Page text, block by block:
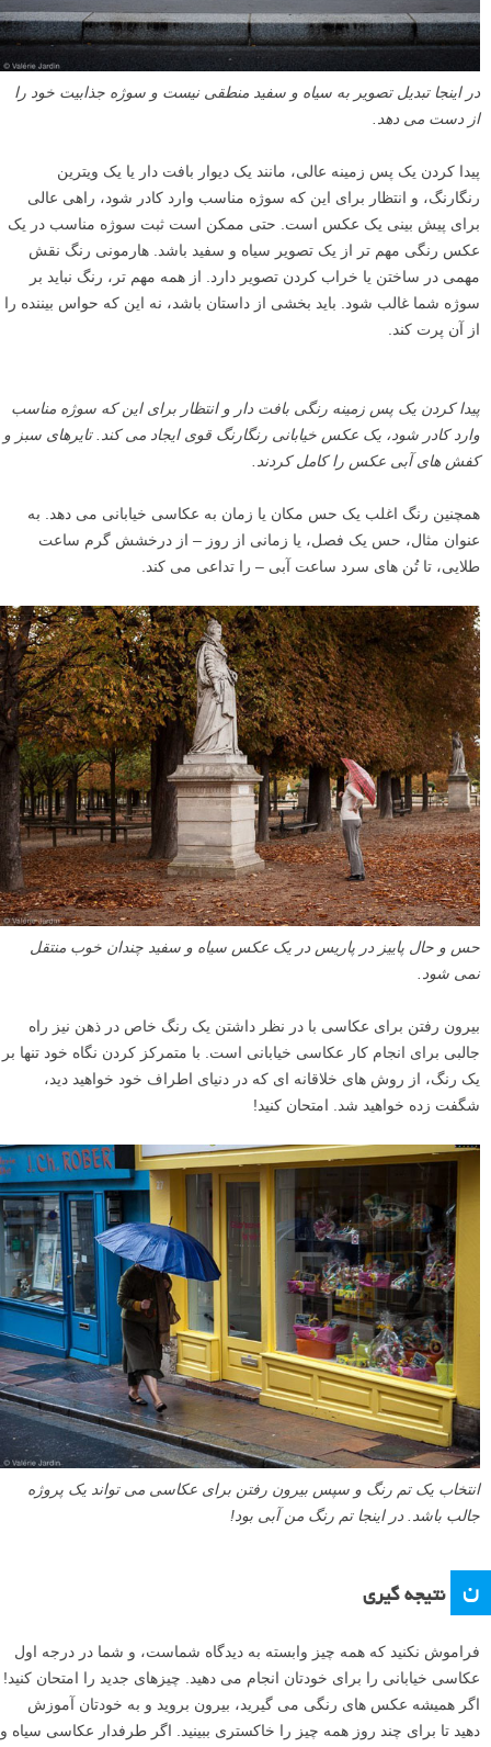
در اینجا تبدیل تصویر به سیاه و سفید منطقی نیست و سوژه جذابیت خود را
از دست می دهد.
پیدا کردن یک پس زمینه عالی، مانند یک دیوار بافت دار یا یک ویترین
رنگارنگ، و انتظار برای این که سوژه مناسب وارد کادر شود، راهی عالی
برای پیش بینی یک عکس است. حتی ممکن است ثبت سوژه مناسب در یک
عکس رنگی مهم تر از یک تصویر سیاه و سفید باشد. هارمونی رنگ نقش
مهمی در ساختن یا خراب کردن تصویر دارد. از همه مهم تر، رنگ نباید بر
سوژه شما غالب شود. باید بخشی از داستان باشد، نه این که حواس بیننده را
از آن پرت کند.
پیدا کردن یک پس زمینه رنگی بافت دار و انتظار برای این که سوژه مناسب
وارد کادر شود، یک عکس خیابانی رنگارنگ قوی ایجاد می کند. تایرهای سبز و
کفش های آبی عکس را کامل کردند.
همچنین رنگ اغلب یک حس مکان یا زمان به عکاسی خیابانی می دهد. به
عنوان مثال، حس یک فصل، یا زمانی از روز – از درخشش گرم ساعت
طلایی، تا تُن های سرد ساعت آبی – را تداعی می کند.
حس و حال پاییز در پاریس در یک عکس سیاه و سفید چندان خوب منتقل
نمی شود.
بیرون رفتن برای عکاسی با در نظر داشتن یک رنگ خاص در ذهن نیز راه
جالبی برای انجام کار عکاسی خیابانی است. با متمرکز کردن نگاه خود تنها بر
یک رنگ، از روش های خلاقانه ای که در دنیای اطراف خود خواهید دید،
شگفت زده خواهید شد. امتحان کنید!
انتخاب یک تم رنگ و سپس بیرون رفتن برای عکاسی می تواند یک پروژه
جالب باشد. در اینجا تم رنگ من آبی بود!
ن نتیجه گیری
فراموش نکنید که همه چیز وابسته به دیدگاه شماست، و شما در درجه اول
عکاسی خیابانی را برای خودتان انجام می دهید. چیزهای جدید را امتحان کنید!
اگر همیشه عکس های رنگی می گیرید، بیرون بروید و به خودتان آموزش
دهید تا برای چند روز همه چیز را خاکستری ببینید. اگر طرفدار عکاسی سیاه و